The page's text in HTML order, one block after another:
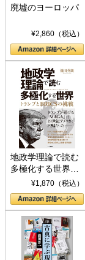
廃墟のヨーロッパ
¥2,860（税込）
地政学理論で読む
多極化する世界：
トランプとBRICS
の挑戦
¥1,870（税込）